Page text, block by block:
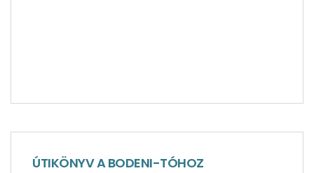
ÚTIKÖNYV A BODENI-TÓHOZ